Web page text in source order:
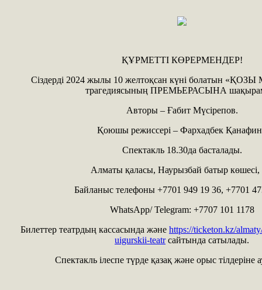
ҚҰРМЕТТІ КӨРЕРМЕНДЕР!
Сіздерді 2024 жылы 10 желтоқсан күні болатын
трагедиясының ПРЕМЬЕРАСЫНА
Авторы – Ғабит Мүсірепов.
Қоюшы режиссері – Фархадбек
Спектакль 18.30да басталады.
Алматы қаласы, Наурызбай батыр көшесі,
Байланыс телефоны +7701 949 19 36, +7701
WhatsApp/ Telegram: +7707 101 1178
Билеттер театрдың кассасында және https://ticketon.kz/
uigurskii-teatrсайтында сатылады.
Спектакль ілеспе түрде қазақ және орыс тілдеріне